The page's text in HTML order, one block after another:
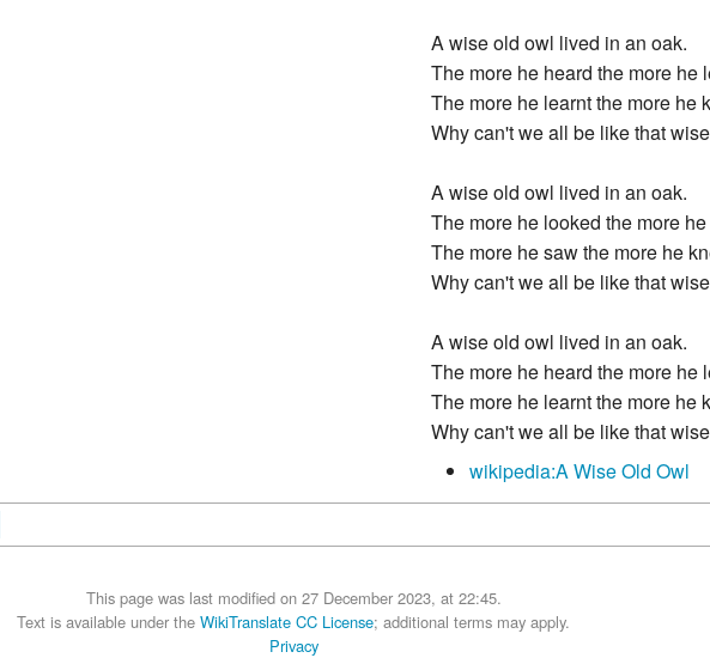
A wise old owl lived in an oak.
The more he heard the more he
The more he learnt the more he
Why can't we all be like that
A wise old owl lived in an oak.
The more he looked the more he
The more he saw the more he
Why can't we all be like that
A wise old owl lived in an oak.
The more he heard the more he
The more he learnt the more he
Why can't we all be like that
wikipedia:A Wise Old Owl
This page was last modified on 27 December 2023, at 22:45.
Text is available under the WikiTranslate CC License; additional terms may apply.
Privacy